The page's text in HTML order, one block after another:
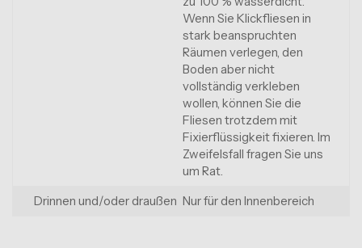
Wenn Sie Klickfliesen in
stark beanspruchten
Räumen verlegen, den
Boden aber nicht
vollständig verkleben
wollen, können Sie die
Fliesen trotzdem mit
Fixierflüssigkeit fixieren. Im
Zweifelsfall fragen Sie uns
um Rat.
Drinnen und/oder draußen Nur für den Innenbereich